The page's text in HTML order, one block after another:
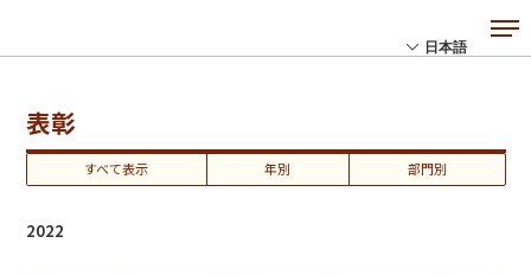
表彰
すべて表示 年別 部門別
2022